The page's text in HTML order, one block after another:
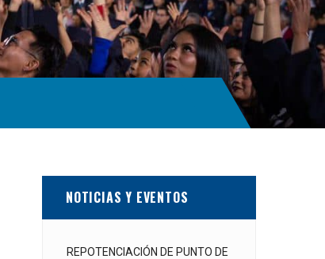
NOTICIAS Y EVENTOS
REPOTENCIACIÓN DE PUNTO DE